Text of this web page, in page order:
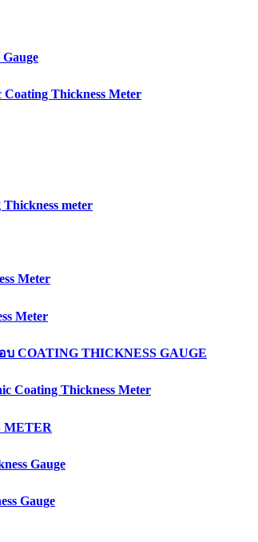
Thickness Meter
meter
Meter
Meter
COATING THICKNESS GAUGE
Coating Thickness Meter
METER
Gauge
Gauge